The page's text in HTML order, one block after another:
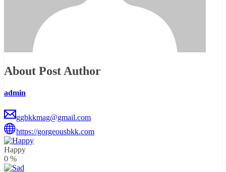
About Post Author
admin
ggbkkmag@gmail.com
https://gorgeousbkk.com
Happy
0 %